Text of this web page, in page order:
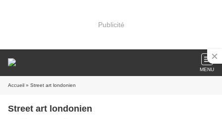
Publicité
MENU
Accueil » Street art londonien
Street art londonien